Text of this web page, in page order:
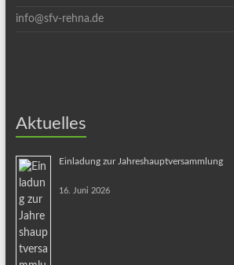
info@sfv-rehna.de
Aktuelles
Einladung zur Jahreshauptversammlung
16. Juni 2026